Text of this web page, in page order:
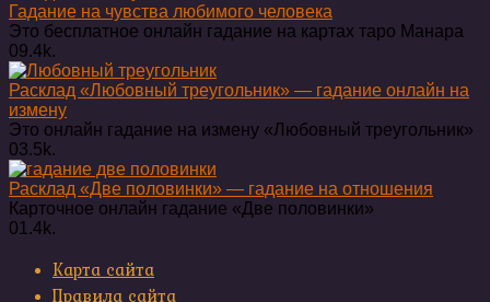
Гадание на чувства любимого человека
Это бесплатное онлайн гадание на картах таро Манара
09.4k.
Расклад «Любовный треугольник» — гадание онлайн на
измену
Это онлайн гадание на измену «Любовный треугольник»
03.5k.
Расклад «Две половинки» — гадание на отношения
Карточное онлайн гадание «Две половинки»
01.4k.
Карта сайта
Правила сайта